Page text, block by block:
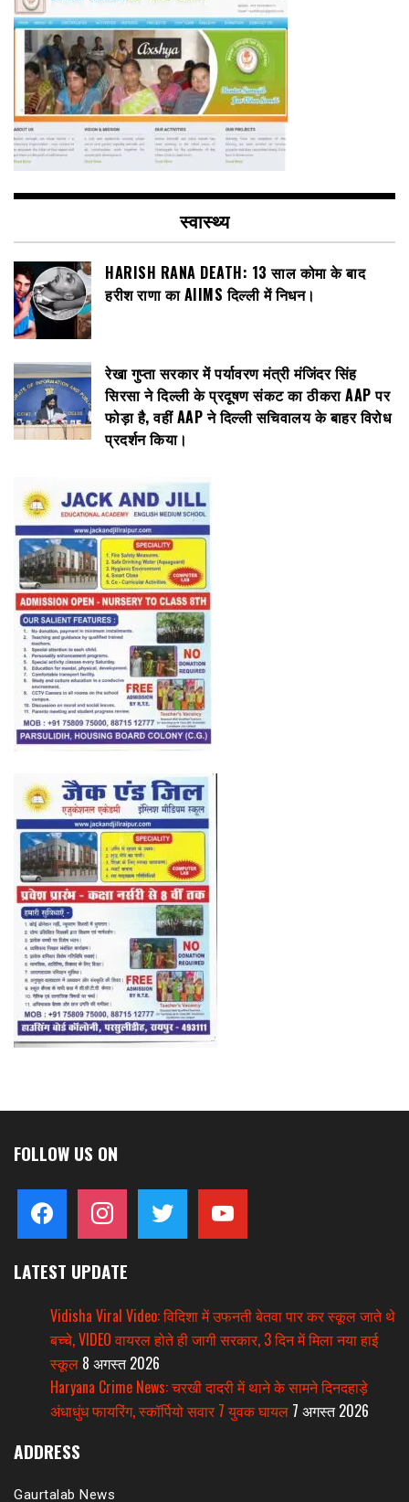
स्वास्थ्य
HARISH RANA DEATH: 13 साल कोमा के बाद
हरीश राणा का AIIMS दिल्ली में निधन।
रेखा गुप्ता सरकार में पर्यावरण मंत्री मंजिंदर सिंह
सिरसा ने दिल्ली के प्रदूषण संकट का ठीकरा AAP पर
फोड़ा है, वहीं AAP ने दिल्ली सचिवालय के बाहर विरोध
प्रदर्शन किया।
FOLLOW US ON
facebook instagram twitter youtube
LATEST UPDATE
Vidisha Viral Video: विदिशा में उफनती बेतवा पार कर स्कूल जाते थे
बच्चे, VIDEO वायरल होते ही जागी सरकार, 3 दिन में मिला नया हाई
स्कूल 8 अगस्त 2026
Haryana Crime News: चरखी दादरी में थाने के सामने दिनदहाड़े
अंधाधुंध फायरिंग, स्कॉर्पियो सवार 7 युवक घायल 7 अगस्त 2026
ADDRESS
Gaurtalab News